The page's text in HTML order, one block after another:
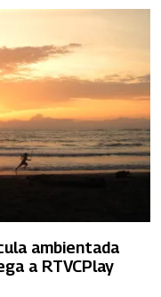
ambientada
a RTVCPlay